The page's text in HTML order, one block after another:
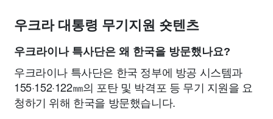
우크라 대통령 무기지원 숏텐츠
우크라이나 특사단은 왜 한국을 방문했나요?
우크라이나 특사단은 한국 정부에 방공 시스템과
155·152·122㎜의 포탄 및 박격포 등 무기 지원을 요
청하기 위해 한국을 방문했습니다.